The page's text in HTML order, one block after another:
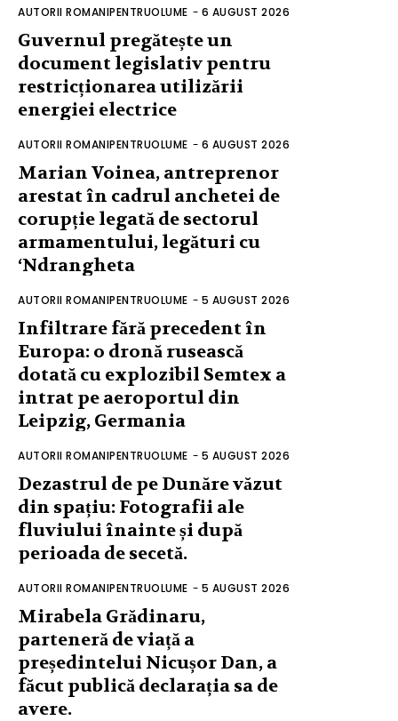
AUTORII ROMANIPENTRUOLUME - 6 AUGUST 2026
Guvernul pregătește un
document legislativ pentru
restricționarea utilizării
energiei electrice
AUTORII ROMANIPENTRUOLUME - 6 AUGUST 2026
Marian Voinea, antreprenor
arestat în cadrul anchetei de
corupție legată de sectorul
armamentului, legături cu
‘Ndrangheta
AUTORII ROMANIPENTRUOLUME - 5 AUGUST 2026
Infiltrare fără precedent în
Europa: o dronă rusească
dotată cu explozibil Semtex a
intrat pe aeroportul din
Leipzig, Germania
AUTORII ROMANIPENTRUOLUME - 5 AUGUST 2026
Dezastrul de pe Dunăre văzut
din spațiu: Fotografii ale
fluviului înainte și după
perioada de secetă.
AUTORII ROMANIPENTRUOLUME - 5 AUGUST 2026
Mirabela Grădinaru,
parteneră de viață a
președintelui Nicușor Dan, a
făcut publică declarația sa de
avere.